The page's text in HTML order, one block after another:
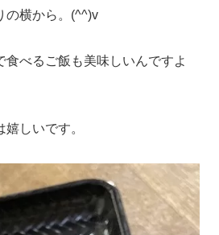
の横から。(^^)v
べるご飯も美味しいんですよ
しいです。